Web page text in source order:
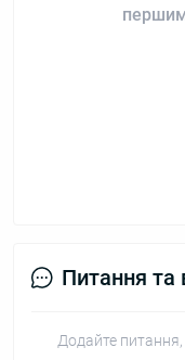
Питання та
Додайте